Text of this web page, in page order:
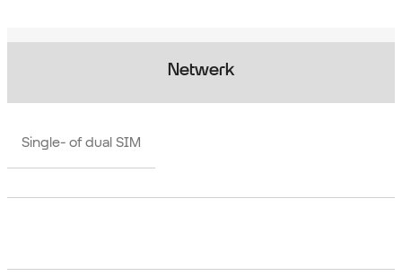
Netwerk
Single- of dual SIM